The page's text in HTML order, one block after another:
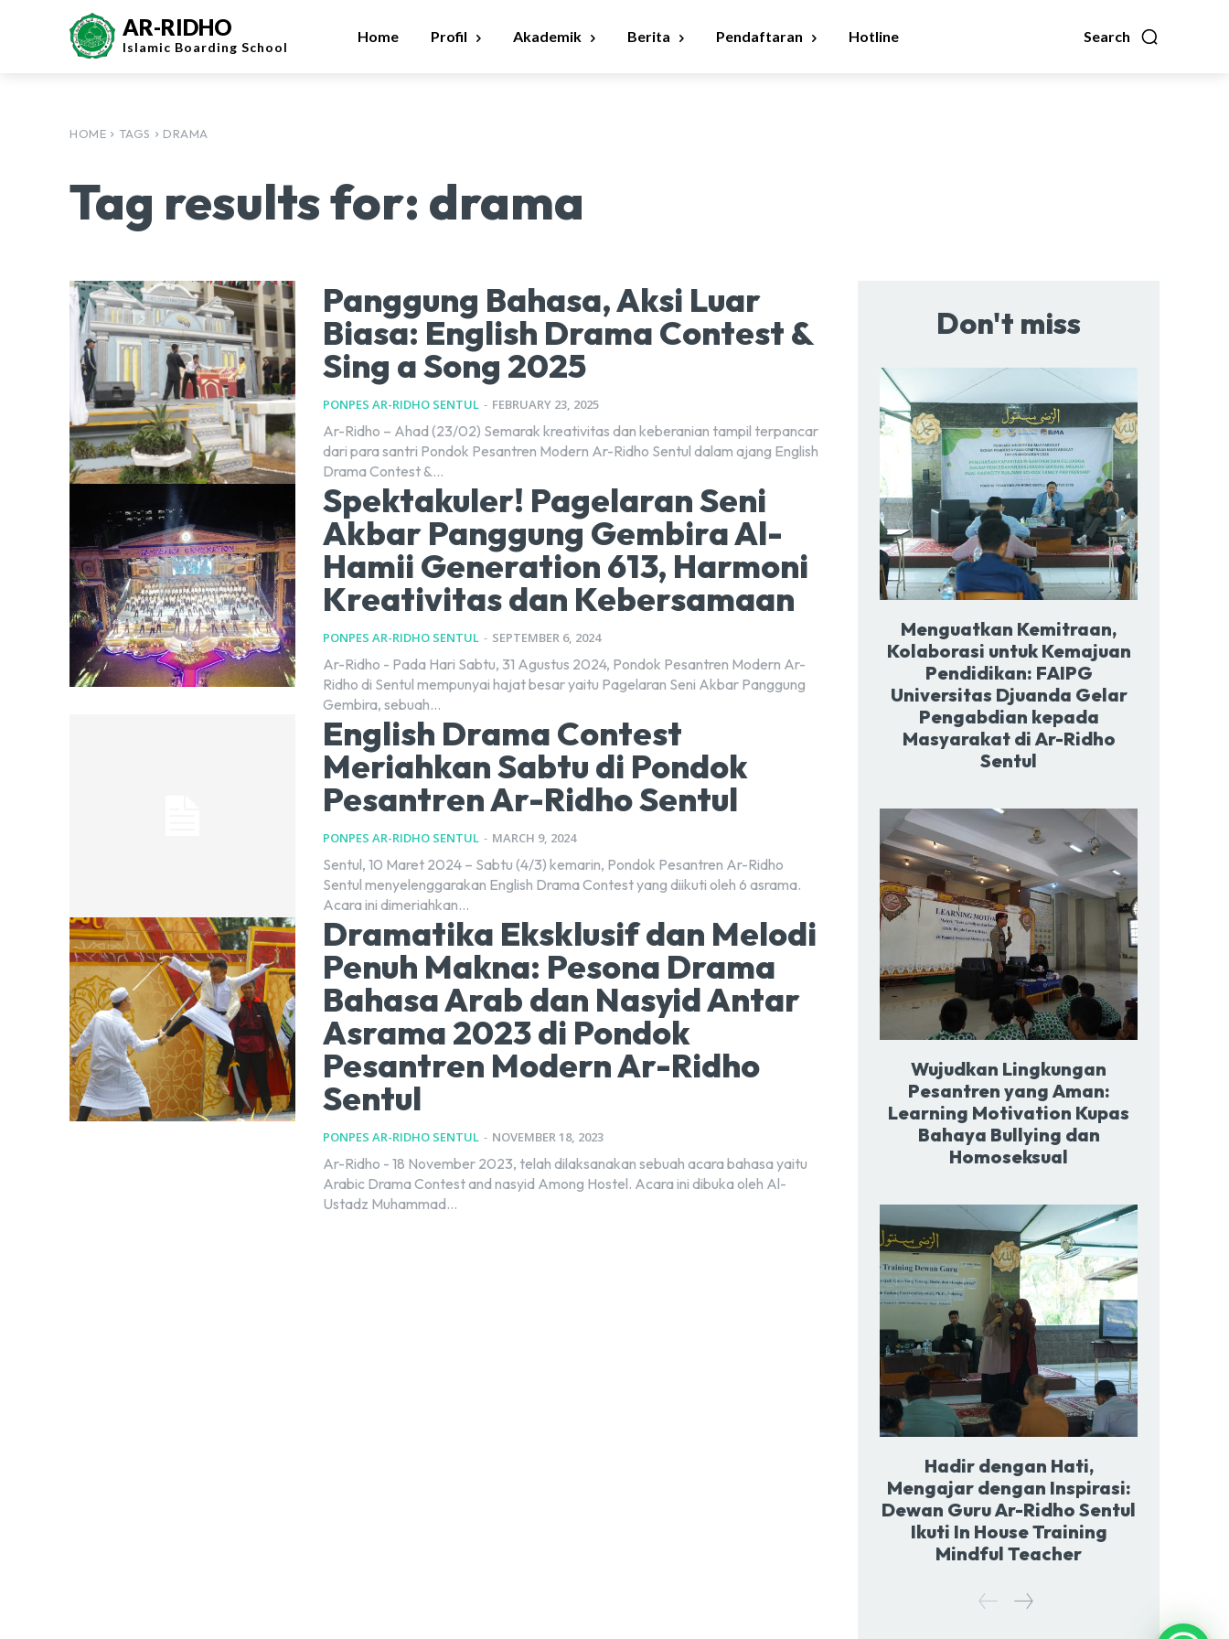
AR-RIDHO
Islamic Boarding School
Search
Home Profil Akademik Berita Pendaftaran Hotline
HOME TAGS DRAMA
Tag results for: drama
Panggung Bahasa, Aksi Luar
Biasa: English Drama Contest &
Sing a Song 2025
PONPES AR-RIDHO SENTUL - FEBRUARY 23, 2025
Ar-Ridho – Ahad (23/02) Semarak kreativitas dan keberanian tampil terpancar
dari para santri Pondok Pesantren Modern Ar-Ridho Sentul dalam ajang English
Drama Contest &...
Spektakuler! Pagelaran Seni
Akbar Panggung Gembira Al-
Hamii Generation 613, Harmoni
Kreativitas dan Kebersamaan
PONPES AR-RIDHO SENTUL - SEPTEMBER 6, 2024
Ar-Ridho - Pada Hari Sabtu, 31 Agustus 2024, Pondok Pesantren Modern Ar-
Ridho di Sentul mempunyai hajat besar yaitu Pagelaran Seni Akbar Panggung
Gembira, sebuah...
English Drama Contest
Meriahkan Sabtu di Pondok
Pesantren Ar-Ridho Sentul
PONPES AR-RIDHO SENTUL - MARCH 9, 2024
Sentul, 10 Maret 2024 – Sabtu (4/3) kemarin, Pondok Pesantren Ar-Ridho
Sentul menyelenggarakan English Drama Contest yang diikuti oleh 6 asrama.
Acara ini dimeriahkan...
Dramatika Eksklusif dan Melodi
Penuh Makna: Pesona Drama
Bahasa Arab dan Nasyid Antar
Asrama 2023 di Pondok
Pesantren Modern Ar-Ridho
Sentul
PONPES AR-RIDHO SENTUL - NOVEMBER 18, 2023
Ar-Ridho - 18 November 2023, telah dilaksanakan sebuah acara bahasa yaitu
Arabic Drama Contest and nasyid Among Hostel. Acara ini dibuka oleh Al-
Ustadz Muhammad...
Don't miss
Menguatkan Kemitraan,
Kolaborasi untuk Kemajuan
Pendidikan: FAIPG
Universitas Djuanda Gelar
Pengabdian kepada
Masyarakat di Ar-Ridho
Sentul
Wujudkan Lingkungan
Pesantren yang Aman:
Learning Motivation Kupas
Bahaya Bullying dan
Homoseksual
Hadir dengan Hati,
Mengajar dengan Inspirasi:
Dewan Guru Ar-Ridho Sentul
Ikuti In House Training
Mindful Teacher